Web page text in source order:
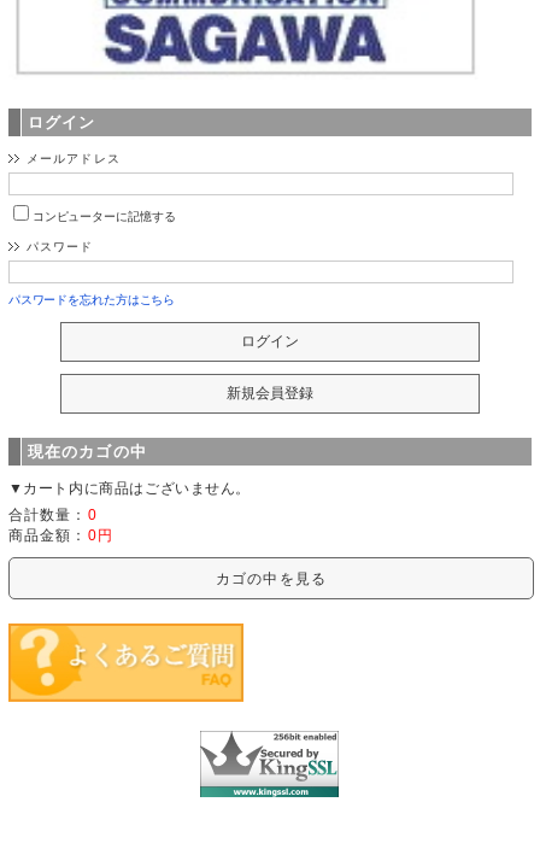
ログイン
メールアドレス
コンピューターに記憶する
パスワード
パスワードを忘れた方はこちら
現在のカゴの中
▼カート内に商品はございません。
合計数量： 0
商品金額： 0円
カゴの中を見る